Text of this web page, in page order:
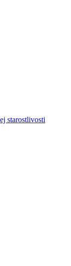
starostlivosti